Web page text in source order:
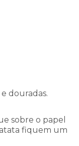
douradas.
sobre o papel
fiquem um